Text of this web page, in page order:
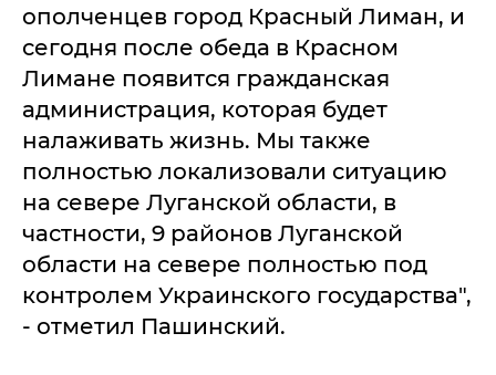
ополченцев город Красный Лиман, и
сегодня после обеда в Красном
Лимане появится гражданская
администрация, которая будет
налаживать жизнь. Мы также
полностью локализовали ситуацию
на севере Луганской области, в
частности, 9 районов Луганской
области на севере полностью под
контролем Украинского государства",
- отметил Пашинский.